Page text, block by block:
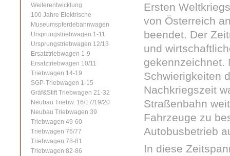
Weiterentwicklung
100 Jahre Elektrische
Museumspferdebahnwagen
Ursprungstriebwagen 1-11
Ursprungstriebwagen 12/13
Ersatztriebwagen 1-9
Ersatztriebwagen 10/11
Triebwagen 14-19
SGP-Triebwagen 1-15
Gräf&Stift Triebwagen 21-32
Neubau Triebw. 16/17/19/20
Neubau Triebwagen 39
Triebwagen 49-60
Triebwagen 76/77
Triebwagen 78-81
Triebwagen 82-86
Ersten
von Österreich
beendet. Der
und
gekennzeichnet.
Schwierigkeiten
Nachkriegszeit
Straßenbahn
Fahrzeuge zu
Autobusbetrieb
In diese